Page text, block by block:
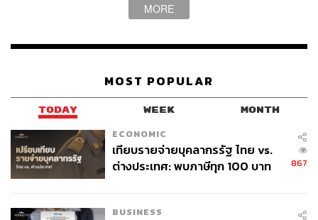
MORE
MOST POPULAR
TODAY WEEK MONTH
ECONOMIC
เทียบรายจ่ายบุคลากรรัฐ ไทย vs.
ต่างประเทศ: พบภาษีทุก 100 บาท
867
BUSINESS